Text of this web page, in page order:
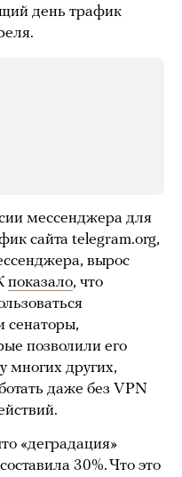
день трафик
мессенджера для
сайта telegram.org,
вырос
показало, что
сенаторы,
позволили его
многих других,
даже без VPN
«деградация»
30%. Что это